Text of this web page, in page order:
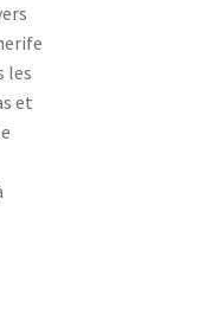
les
et